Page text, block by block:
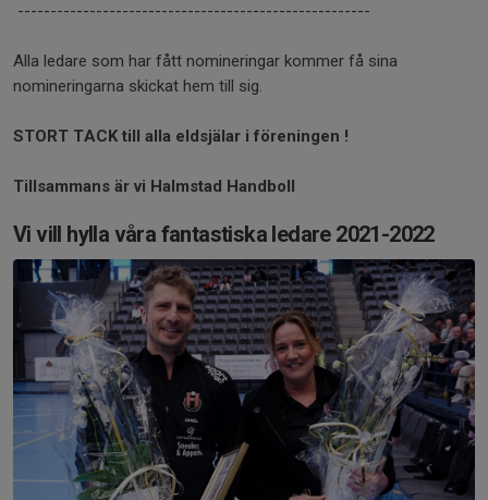
------------------------------------------------------
Alla ledare som har fått nomineringar kommer få sina
nomineringarna skickat hem till sig.
STORT TACK till alla eldsjälar i föreningen !
Tillsammans är vi Halmstad Handboll
Vi vill hylla våra fantastiska ledare 2021-2022